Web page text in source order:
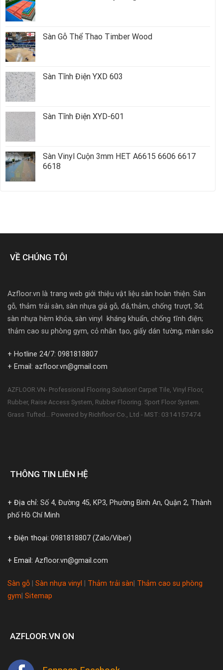
Sàn Gỗ Thể Thao Timber Wood
Sàn Tĩnh Điện YXD 603
Sàn Tĩnh Điện XYD-601
Sàn Vinyl Cuộn 3mm HET A6615 6606 6617
6618
VỀ CHÚNG TÔI
Azfloor.vn là trang web giới thiệu vật liệu sàn hoàn thiện. Sàn
gỗ, thảm trải sàn, sàn nhựa giả gỗ, đá,thảm, chống trượt, 3d;
sàn nhựa hèm khóa, sàn vinyl kháng khuẩn, chống tĩnh điện;
thảm cao su phòng gym, cỏ nhân tạo, giấy dán tường, màn sáo
+ Hotline 24/7: 0981818807
+ Email: azfloor.vn@gmail.com
AZFLOOR.VN- Professional Flooring Solution! Carpet Tile, Vinyl Floor,
Rubber, Raise Access System, Rubber Flooring. Sport Floor System.
Grass Tufted... Powered by Richfloor Co., Ltd - MST: 0314157474
THÔNG TIN LIÊN HỆ
+ Địa chỉ: Số 4, Đường 45, KP3, Phường Bình An, Quận 2, Thành
phố Hồ Chí Minh
+ Điện thoại: 0981818807 (Zalo/Viber)
+ Email: Azfloor.vn@gmail.com
Sàn gỗ Sàn nhựa vinyl Thảm trải sàn Thảm cao su phòng
gym Sitemap
AZFLOOR.VN ON